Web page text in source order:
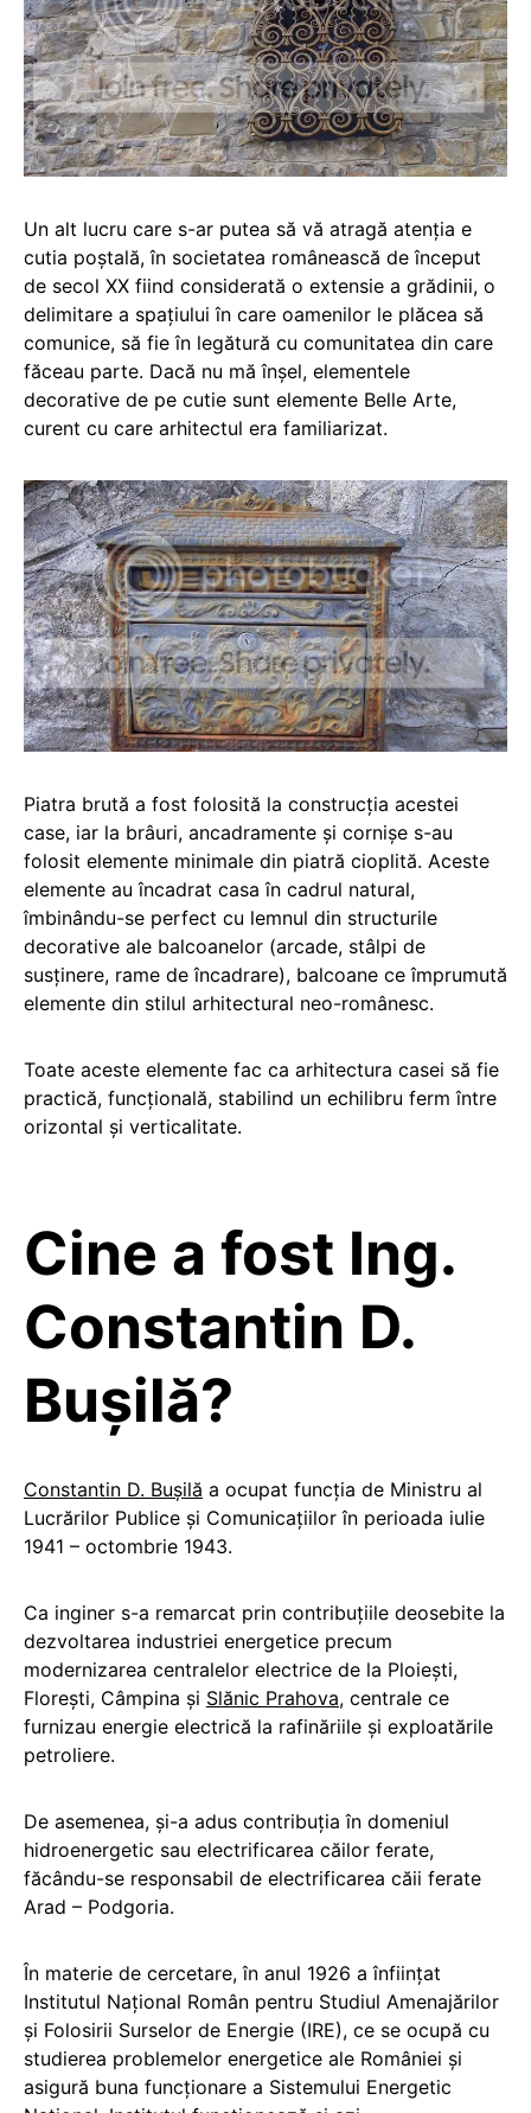
Un alt lucru care s-ar putea să vă atragă atenția e
cutia poștală, în societatea românească de început
de secol XX fiind considerată o extensie a grădinii, o
delimitare a spațiului în care oamenilor le plăcea să
comunice, să fie în legătură cu comunitatea din care
făceau parte. Dacă nu mă înșel, elementele
decorative de pe cutie sunt elemente Belle Arte,
curent cu care arhitectul era familiarizat.
Piatra brută a fost folosită la construcția acestei
case, iar la brâuri, ancadramente și cornișe s-au
folosit elemente minimale din piatră cioplită. Aceste
elemente au încadrat casa în cadrul natural,
îmbinându-se perfect cu lemnul din structurile
decorative ale balcoanelor (arcade, stâlpi de
susținere, rame de încadrare), balcoane ce împrumută
elemente din stilul arhitectural neo-românesc.
Toate aceste elemente fac ca arhitectura casei să fie
practică, funcţională, stabilind un echilibru ferm între
orizontal şi verticalitate.
Cine a fost Ing.
Constantin D.
Bușilă?
Constantin D. Bușilă a ocupat funcția de Ministru al
Lucrărilor Publice şi Comunicațiilor în perioada iulie
1941 – octombrie 1943.
Ca inginer s-a remarcat prin contribuțiile deosebite la
dezvoltarea industriei energetice precum
modernizarea centralelor electrice de la Ploiești,
Florești, Câmpina și Slănic Prahova, centrale ce
furnizau energie electrică la rafinăriile și exploatările
petroliere.
De asemenea, și-a adus contribuția în domeniul
hidroenergetic sau electrificarea căilor ferate,
făcându-se responsabil de electrificarea căii ferate
Arad – Podgoria.
În materie de cercetare, în anul 1926 a înființat
Institutul Național Român pentru Studiul Amenajărilor
și Folosirii Surselor de Energie (IRE), ce se ocupă cu
studierea problemelor energetice ale României și
asigură buna funcționare a Sistemului Energetic